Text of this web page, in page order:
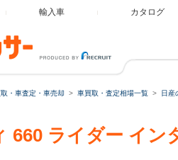
輸入車 カタログ
・車査定・車売却 車買取・査定相場一覧 日産
660 ライダー イン